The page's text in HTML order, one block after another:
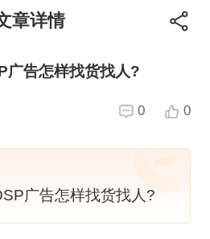
章详情
广告怎样找货找人?
0 0
广告怎样找货找人?